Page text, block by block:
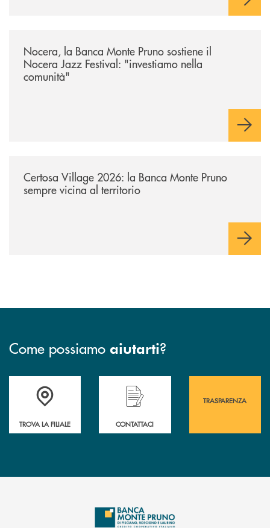
Nocera, la Banca Monte Pruno sostiene il
Nocera Jazz Festival: "investiamo nella
comunità"
Certosa Village 2026: la Banca Monte Pruno
sempre vicina al territorio
Come possiamo aiutarti?
Accedi all' elenco completo&nbsp; delle&nbsp; filiali&nbsp; di Banca
TROVA LA FILIALE
Hai bisogno di assistenza immediata?
CONTATTACI
TRASPARENZA